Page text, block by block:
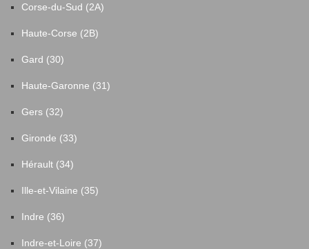
Corse-du-Sud (2A)
Haute-Corse (2B)
Gard (30)
Haute-Garonne (31)
Gers (32)
Gironde (33)
Hérault (34)
Ille-et-Vilaine (35)
Indre (36)
Indre-et-Loire (37)